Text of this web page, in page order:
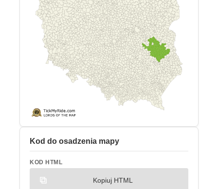
Kod do osadzenia mapy
KOD HTML
Kopiuj HTML